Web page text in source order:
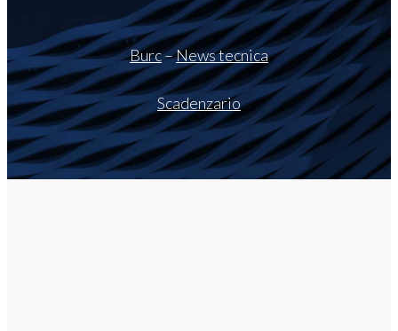
Burc–News tecnica
Scadenzario